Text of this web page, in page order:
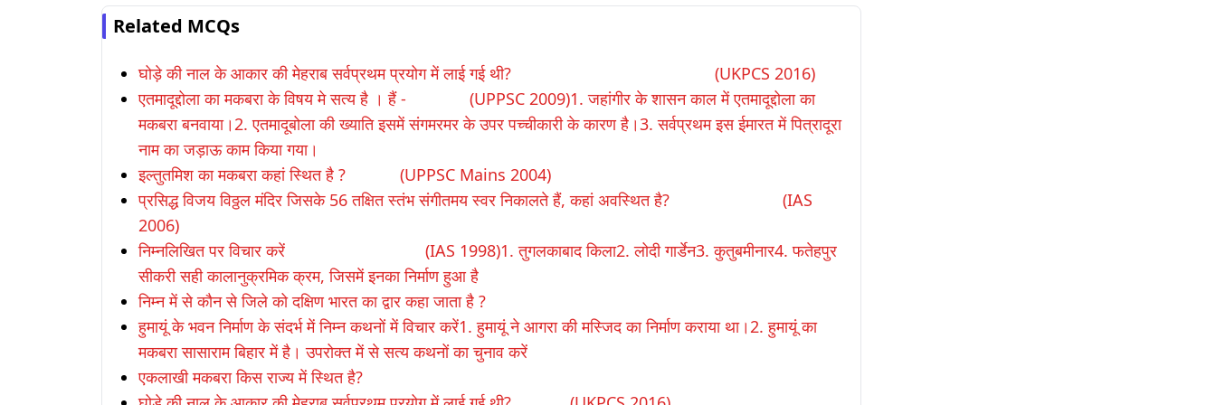
Related MCQs
घोड़े की नाल के आकार की मेहराब सर्वप्रथम प्रयोग में लाई गई थी? (UKPCS 2016)
एतमादूद्दोला का मकबरा के विषय मे सत्य है । हैं - (UPPSC 2009)1. जहांगीर के शासन काल में एतमादूद्दोला का
मकबरा बनवाया।2. एतमादूबोला की ख्याति इसमें संगमरमर के उपर पच्चीकारी के कारण है।3. सर्वप्रथम इस ईमारत में पित्रादूरा
नाम का जड़ाऊ काम किया गया।
इल्तुतमिश का मकबरा कहां स्थित है ? (UPPSC Mains 2004)
प्रसिद्ध विजय विठ्ठल मंदिर जिसके 56 तक्षित स्तंभ संगीतमय स्वर निकालते हैं, कहां अवस्थित है? (IAS
2006)
निम्नलिखित पर विचार करें (IAS 1998)1. तुगलकाबाद किला2. लोदी गार्डेन3. कुतुबमीनार4. फतेहपुर
सीकरी सही कालानुक्रमिक क्रम, जिसमें इनका निर्माण हुआ है
निम्न में से कौन से जिले को दक्षिण भारत का द्वार कहा जाता है ?
हुमायूं के भवन निर्माण के संदर्भ में निम्न कथनों में विचार करें1. हुमायूं ने आगरा की मस्जिद का निर्माण कराया था।2. हुमायूं का
मकबरा सासाराम बिहार में है। उपरोक्त में से सत्य कथनों का चुनाव करें
एकलाखी मकबरा किस राज्य में स्थित है?